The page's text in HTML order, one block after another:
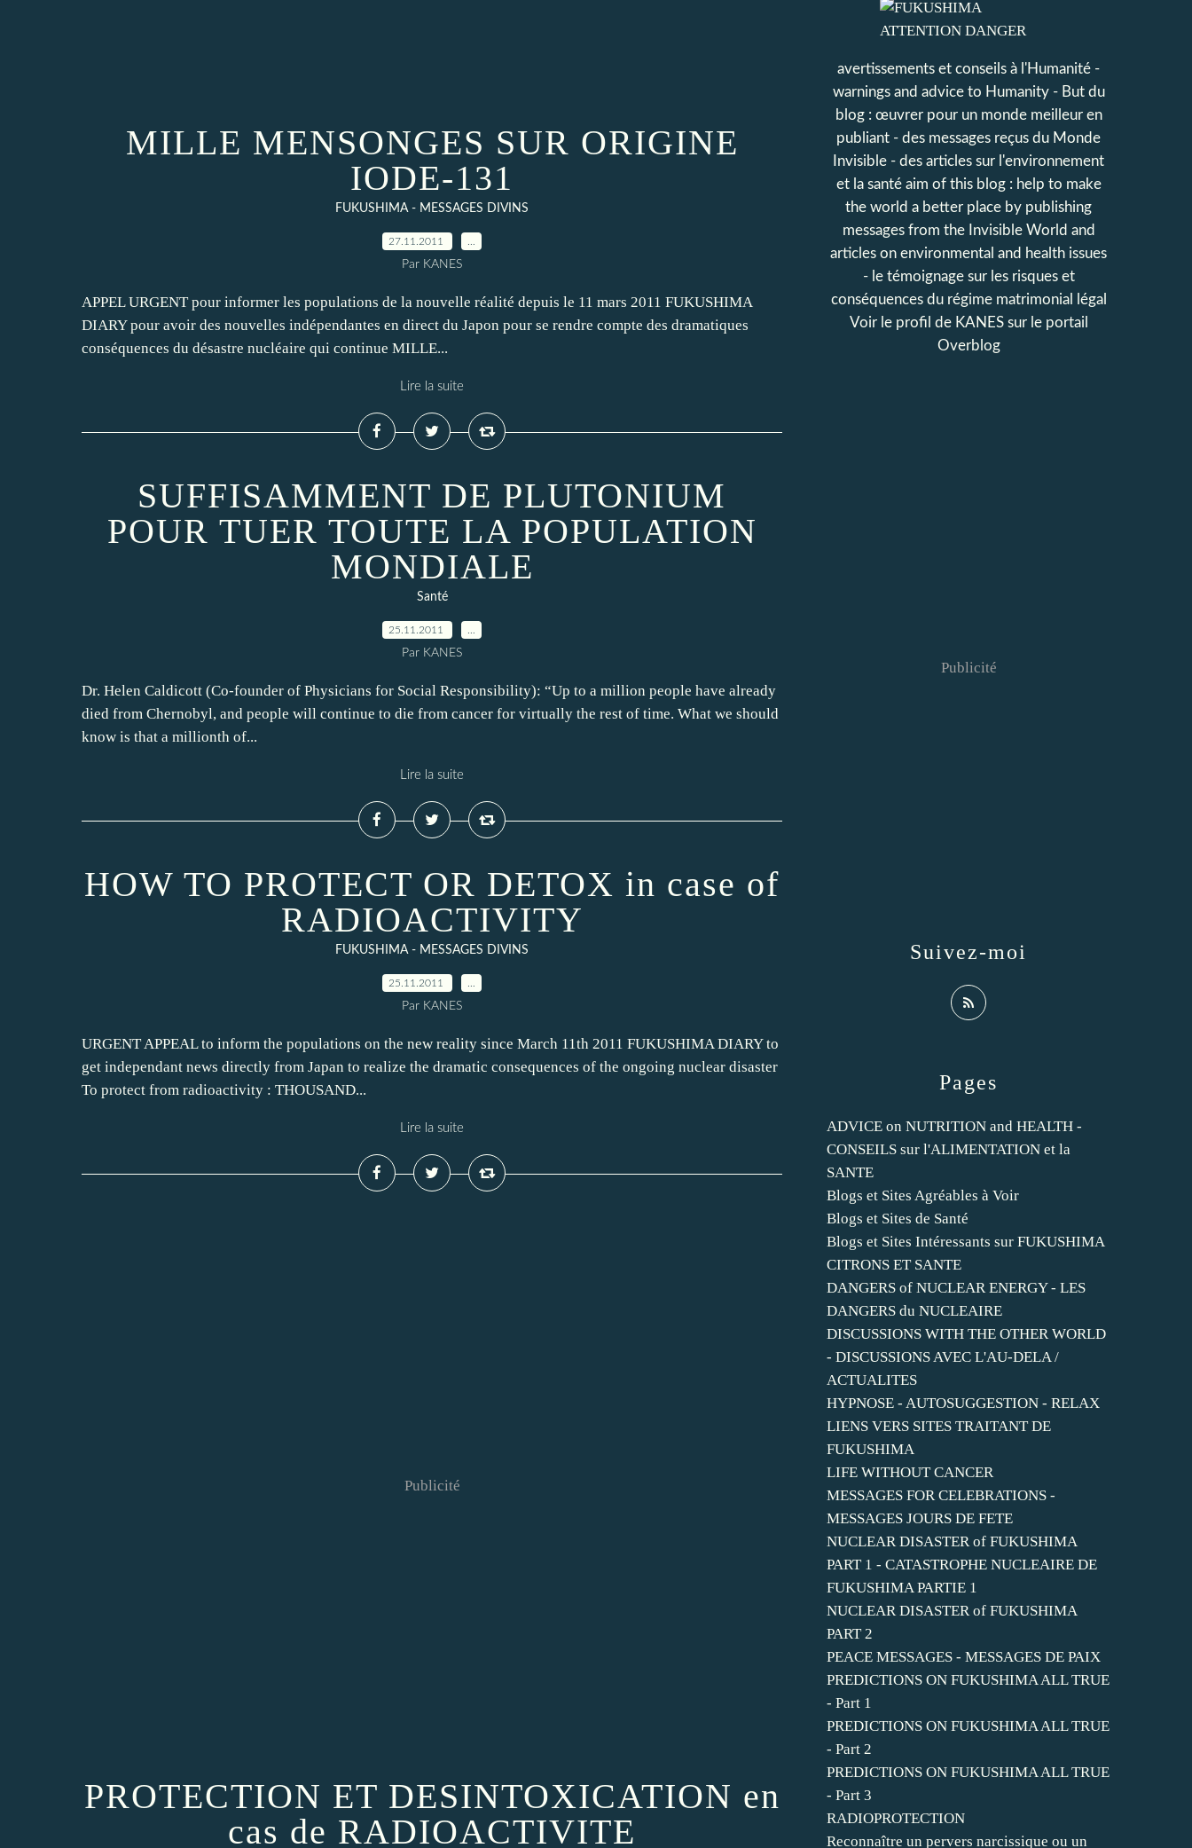
MILLE MENSONGES SUR ORIGINE
IODE-131
FUKUSHIMA - MESSAGES DIVINS
27.11.2011
Par KANES
APPEL URGENT pour informer les populations de la nouvelle réalité depuis le 11 mars 2011 FUKUSHIMA
DIARY pour avoir des nouvelles indépendantes en direct du Japon pour se rendre compte des dramatiques
conséquences du désastre nucléaire qui continue MILLE...
Lire la suite
SUFFISAMMENT DE PLUTONIUM
POUR TUER TOUTE LA POPULATION
MONDIALE
Santé
25.11.2011
Par KANES
Dr. Helen Caldicott (Co-founder of Physicians for Social Responsibility): “Up to a million people have already
died from Chernobyl, and people will continue to die from cancer for virtually the rest of time. What we should
know is that a millionth of...
Lire la suite
HOW TO PROTECT OR DETOX in case of
RADIOACTIVITY
FUKUSHIMA - MESSAGES DIVINS
25.11.2011
Par KANES
URGENT APPEAL to inform the populations on the new reality since March 11th 2011 FUKUSHIMA DIARY to
get independant news directly from Japan to realize the dramatic consequences of the ongoing nuclear disaster
To protect from radioactivity : THOUSAND...
Lire la suite
Publicité
PROTECTION ET DESINTOXICATION en
cas de RADIOACTIVITE
Pages
ADVICE on NUTRITION and HEALTH -
CONSEILS sur l'ALIMENTATION et la
SANTE
Blogs et Sites Agréables à Voir
Blogs et Sites de Santé
Blogs et Sites Intéressants sur FUKUSHIMA
CITRONS ET SANTE
DANGERS of NUCLEAR ENERGY - LES
DANGERS du NUCLEAIRE
DISCUSSIONS WITH THE OTHER WORLD
- DISCUSSIONS AVEC L'AU-DELA /
ACTUALITES
HYPNOSE - AUTOSUGGESTION - RELAX
LIENS VERS SITES TRAITANT DE
FUKUSHIMA
LIFE WITHOUT CANCER
MESSAGES FOR CELEBRATIONS -
MESSAGES JOURS DE FETE
NUCLEAR DISASTER of FUKUSHIMA
PART 1 - CATASTROPHE NUCLEAIRE DE
FUKUSHIMA PARTIE 1
NUCLEAR DISASTER of FUKUSHIMA
PART 2
PEACE MESSAGES - MESSAGES DE PAIX
PREDICTIONS ON FUKUSHIMA ALL TRUE
- Part 1
PREDICTIONS ON FUKUSHIMA ALL TRUE
- Part 2
PREDICTIONS ON FUKUSHIMA ALL TRUE
- Part 3
RADIOPROTECTION
Reconnaître un pervers narcissique ou un
avertissements et conseils à l'Humanité -
warnings and advice to Humanity - But du
blog : œuvrer pour un monde meilleur en
publiant - des messages reçus du Monde
Invisible - des articles sur l'environnement
et la santé aim of this blog : help to make
the world a better place by publishing
messages from the Invisible World and
articles on environmental and health issues
- le témoignage sur les risques et
conséquences du régime matrimonial légal
Voir le profil de KANESsur le portail
Overblog
Suivez-moi
Publicité